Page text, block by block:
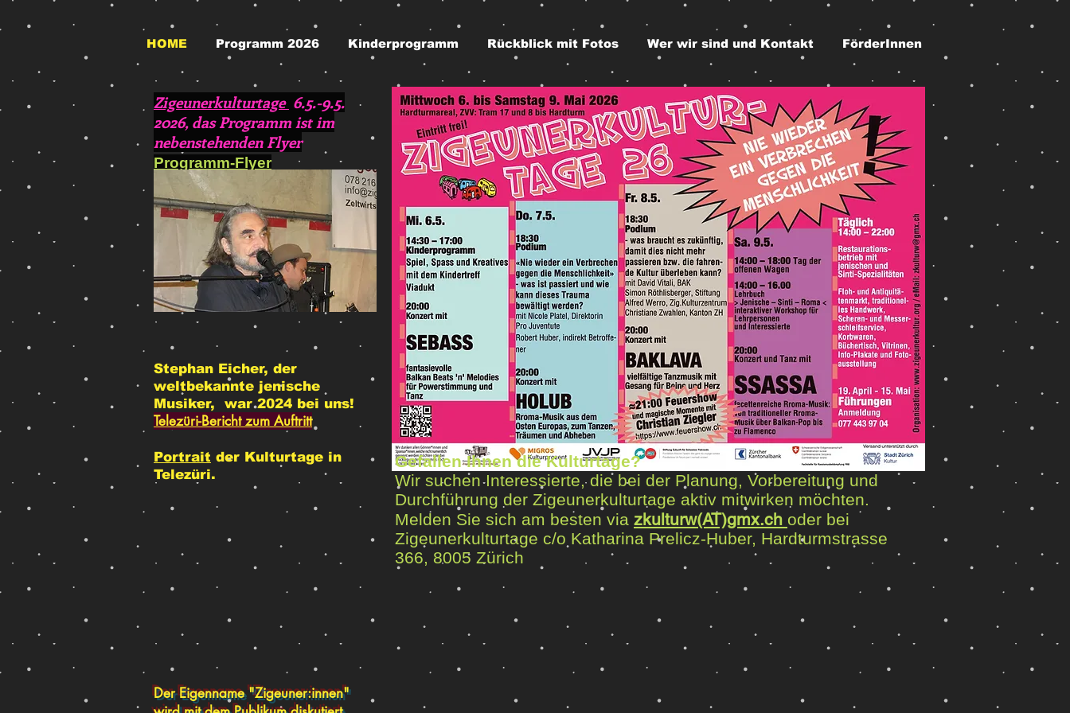
HOME Programm 2026 Kinderprogramm Rückblick mit Fotos Wer wir sind und Kontakt FörderInnen
Zigeunerkulturtage 6.5.-9.5.
2026, das Programm ist im
nebenstehenden Flyer
Programm-Flyer
herunterladen
Stephan Eicher, der
weltbekannte jenische
Musiker, war 2024 bei uns!
Telezüri-Bericht zum Auftritt
Portrait der Kulturtage in
Telezüri.
Der Eigenname "Zigeuner:innen"
Gefallen Ihnen die Kulturtage?
Wir suchen Interessierte, die bei der Planung, Vorbereitung und
Durchführung der Zigeunerkulturtage aktiv mitwirken möchten.
Melden Sie sich am besten via zkulturw(AT)gmx.ch oder bei
Zigeunerkulturtage c/o Katharina Prelicz-Huber, Hardturmstrasse
366, 8005 Zürich